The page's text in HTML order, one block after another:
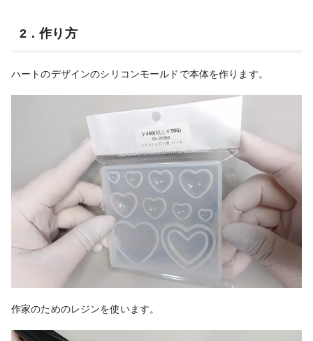
2．作り方
ハートのデザインのシリコンモールドで本体を作ります。
作家のためのレジンを使います。